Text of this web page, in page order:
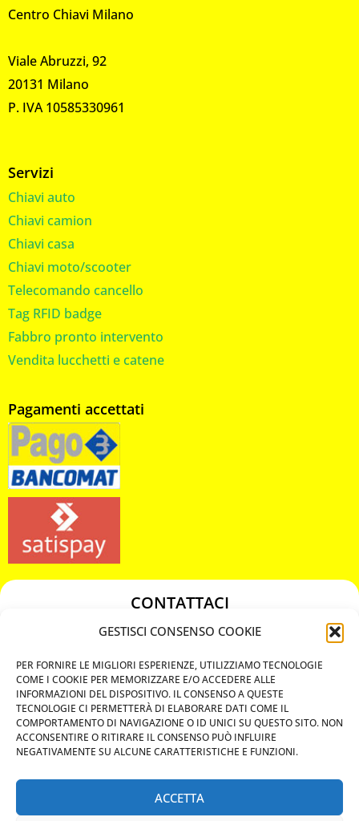
GESTISCI CONSENSO COOKIE
PER FORNIRE LE MIGLIORI ESPERIENZE, UTILIZZIAMO TECNOLOGIE
COME I COOKIE PER MEMORIZZARE E/O ACCEDERE ALLE
INFORMAZIONI DEL DISPOSITIVO. IL CONSENSO A QUESTE
TECNOLOGIE CI PERMETTERÀ DI ELABORARE DATI COME IL
COMPORTAMENTO DI NAVIGAZIONE O ID UNICI SU QUESTO SITO. NON
ACCONSENTIRE O RITIRARE IL CONSENSO PUÒ INFLUIRE
NEGATIVAMENTE SU ALCUNE CARATTERISTICHE E FUNZIONI.
ACCETTA
Centro Chiavi Milano
Viale Abruzzi, 92
20131 Milano
P. IVA 10585330961
Servizi
Chiavi auto
Chiavi camion
Chiavi casa
Chiavi moto/scooter
Telecomando cancello
Tag RFID badge
Fabbro pronto intervento
Vendita lucchetti e catene
Pagamenti accettati
CONTATTACI
349 3863811
chiavicodificate@gmail.com
Privacy Policy
Cookie Policy
MAPS